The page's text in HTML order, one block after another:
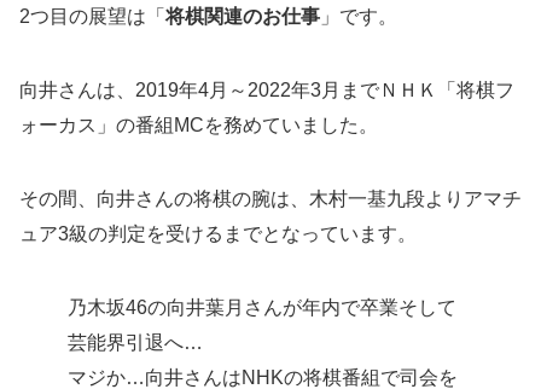
2つ目の展望は「将棋関連のお仕事 」です。
向井さんは、2019年4月～2022年3月までＮＨＫ「将棋フ
ォーカス」の番組MCを務めていました。
その間、向井さんの将棋の腕は、木村一基九段よりアマチ
ュア3級の判定を受けるまでとなっています。
乃木坂46の向井葉月さんが年内で卒業そして
芸能界引退へ…
マジか…向井さんはNHKの将棋番組で司会を